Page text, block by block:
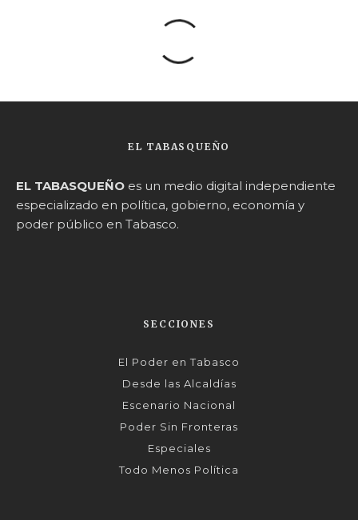
EL TABASQUEÑO
EL TABASQUEÑO es un medio digital independiente
especializado en política, gobierno, economía y
poder público en Tabasco.
SECCIONES
El Poder en Tabasco
Desde las Alcaldías
Escenario Nacional
Poder Sin Fronteras
Especiales
Todo Menos Política